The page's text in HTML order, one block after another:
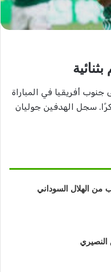
بفوز 2-0 على جنوب أفريقيا في المباراة
سجل الهدفين جوليان
من الهلال السوداني
النصيري